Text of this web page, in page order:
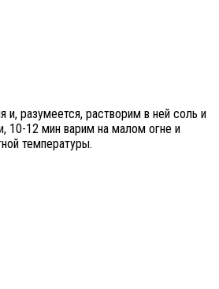
и, разумеется, растворим в ней соль и
10-12 мин варим на малом огне и
температуры.